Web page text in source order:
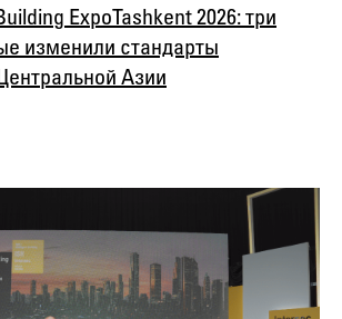
Expo Tashkent 2026: три
изменили стандарты
Азии